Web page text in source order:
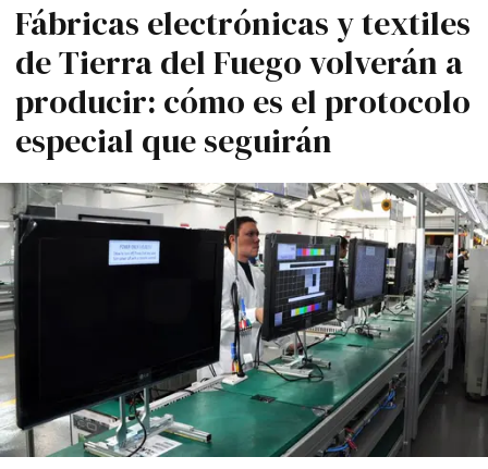
Fábricas electrónicas y textiles
de Tierra del Fuego volverán a
producir: cómo es el protocolo
especial que seguirán